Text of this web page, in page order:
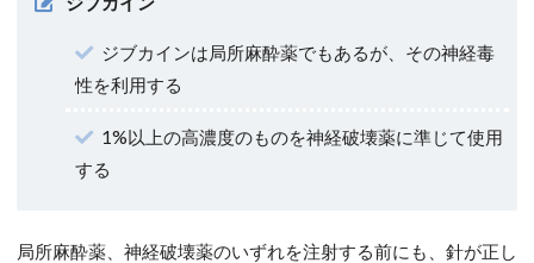
ジブカインは局所麻酔薬でもあるが、その神経毒
性を利用する
1%以上の高濃度のものを神経破壊薬に準じて使用
する
局所麻酔薬、神経破壊薬のいずれを注射する前にも、針が正し